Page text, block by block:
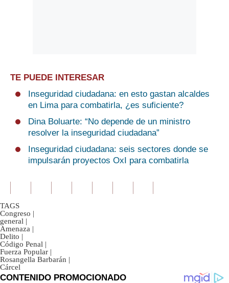
TE PUEDE INTERESAR
Inseguridad ciudadana: en esto gastan alcaldes
en Lima para combatirla, ¿es suficiente?
Dina Boluarte: “No depende de un ministro
resolver la inseguridad ciudadana”
Inseguridad ciudadana: seis sectores donde se
impulsarán proyectos OxI para combatirla
TAGS
Congreso |
general |
Amenaza |
Delito |
Código Penal |
Fuerza Popular |
Rosangella Barbarán |
Cárcel